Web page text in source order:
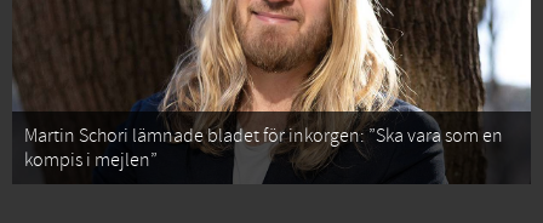
Martin Schori lämnade bladet för inkorgen: ”Ska vara som en
kompis i mejlen”